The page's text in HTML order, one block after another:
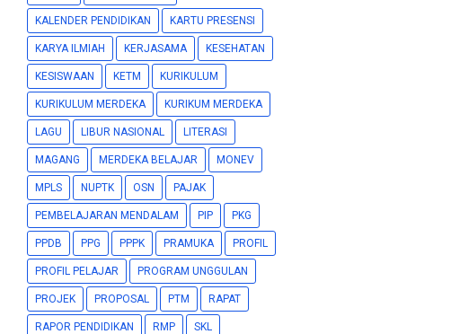
KALENDER PENDIDIKAN KARTU PRESENSI
KARYA ILMIAH KERJASAMA KESEHATAN
KESISWAAN KETM KURIKULUM
KURIKULUM MERDEKA KURIKUM MERDEKA
LAGU LIBUR NASIONAL LITERASI
MAGANG MERDEKA BELAJAR MONEV
MPLS NUPTK OSN PAJAK
PEMBELAJARAN MENDALAM PIP PKG
PPDB PPG PPPK PRAMUKA PROFIL
PROFIL PELAJAR PROGRAM UNGGULAN
PROJEK PROPOSAL PTM RAPAT
RAPOR PENDIDIKAN RMP SKL